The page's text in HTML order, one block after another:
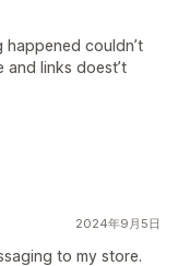
happened couldn’t
links doest’t
2024年9月5日
to my store.